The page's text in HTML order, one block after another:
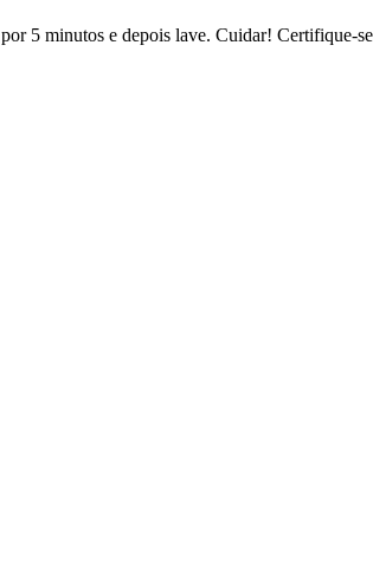
5 minutos e depois lave. Cuidar! Certifique-